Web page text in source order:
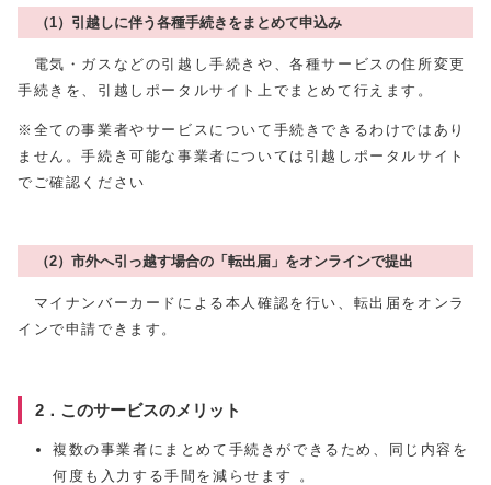
（1）引越しに伴う各種手続きをまとめて申込み
電気・ガスなどの引越し手続きや、各種サービスの住所変更
手続きを、引越しポータルサイト上でまとめて行えます。
※全ての事業者やサービスについて手続きできるわけではあり
ません。手続き可能な事業者については引越しポータルサイト
でご確認ください
（2）市外へ引っ越す場合の「転出届」をオンラインで提出
マイナンバーカードによる本人確認を行い、転出届をオンラ
インで申請できます。
2．このサービスのメリット
複数の事業者にまとめて手続きができるため、同じ内容を
何度も入力する手間を減らせます 。